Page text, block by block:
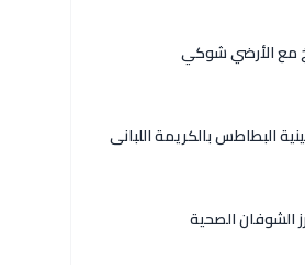
مع الأرضي شوكي
البطاطس بالكريمة اللبانى
الشوفان الصحية